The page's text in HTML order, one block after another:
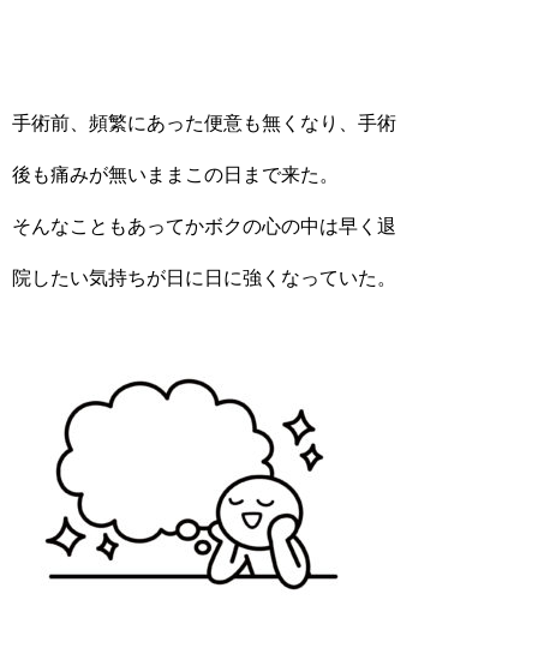
手術前、頻繁にあった便意も無くなり、手術
後も痛みが無いままこの日まで来た。
そんなこともあってかボクの心の中は早く退
院したい気持ちが日に日に強くなっていた。